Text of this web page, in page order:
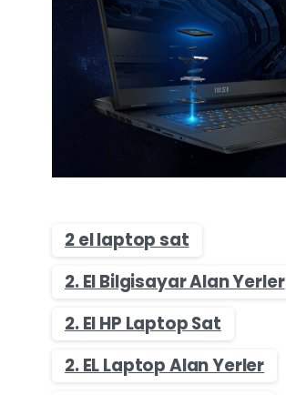
2 el laptop sat
2. El Bilgisayar Alan Yerler
2. El HP Laptop Sat
2. EL Laptop Alan Yerler